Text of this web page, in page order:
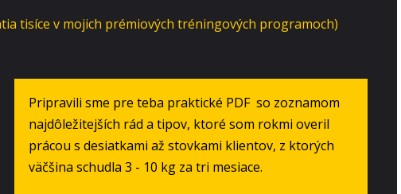
tisíce v mojich prémiových tréningových programoch)
Pripravili sme pre teba praktické PDF so zoznamom
najdôležitejších rád a tipov, ktoré som rokmi overil
prácou s desiatkami až stovkami klientov, z ktorých
väčšina schudla 3 - 10 kg za tri mesiace.